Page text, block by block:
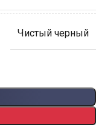
Чистый черный